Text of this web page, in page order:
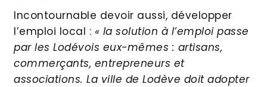
Incontournable devoir aussi, développer
l’emploi local : « la solution à l’emploi passe
par les Lodévois eux-mêmes : artisans,
commerçants, entrepreneurs et
associations. La ville de Lodève doit adopter